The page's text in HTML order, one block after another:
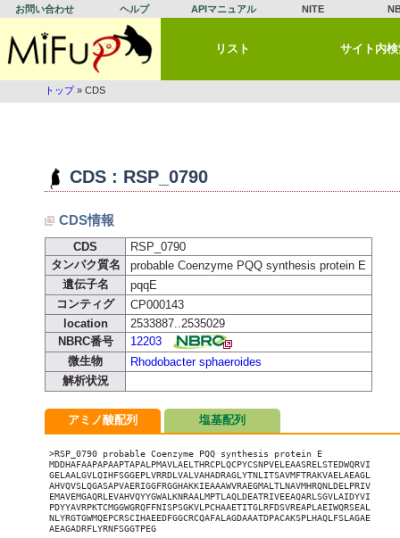
お問い合わせ ヘルプ APIマニュアル NITE
リスト サイト内
トップ» CDS
CDS : RSP_0790
CDS情報
CDS
RSP_0790
タンパク質名
probable Coenzyme PQQ synthesis protein E
遺伝子名
pqqE
コンティグ
CP000143
location
2533887..2535029
NBRC番号
12203
微生物
Rhodobacter sphaeroides
解析状況
アミノ酸配列 塩基配列
>RSP_0790 probable Coenzyme PQQ synthesis protein E
MDDHAFAAPAPAAPTAPALPMAVLAELTHRCPLQCPYCSNPVELEAASRELSTEDWQRVI
GELAALGVLQIHFSGGEPLVRRDLVALVAHADRAGLYTNLITSAVMFTRAKVAELAEAGL
AHVQVSLQGASAPVAERIGGFRGGHAKKIEAAAWVRAEGMALTLNAVMHRQNLDELPRIV
EMAVEMGAQRLEVAHVQYYGWALKNRAALMPTLAQLDEATRIVEEAQARLSGVLAIDYVI
PDYYAVRPKTCMGGWGRQFFNISPSGKVLPCHAAETITGLRFDSVREAPLAEIWQRSEAL
NLYRGTGWMQEPCRSCIHAEEDFGGCRCQAFALAGDAAATDPACAKSPLHAQLFSLAGAE
AEAGADRFLYRNFSGGTPEG